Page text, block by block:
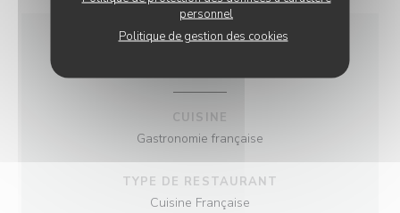
personnel
Politique de gestion des cookies
CUISINE
Gastronomie française
TYPE DE RESTAURANT
Cuisine Française